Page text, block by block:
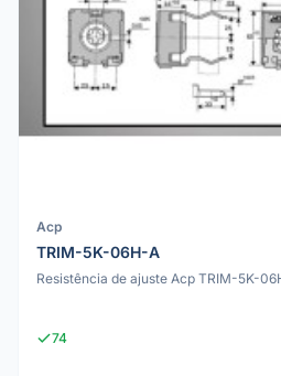
Acp
TRIM-5K-06H-A
Resistência de ajuste Acp TRIM-5K-
74